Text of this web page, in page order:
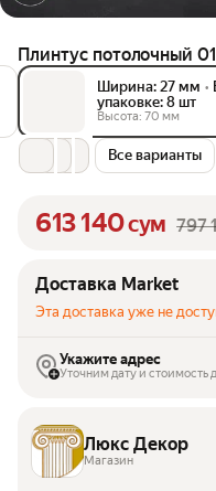
Плинтус потолочный
Ширина: 27 мм •
упаковке: 8 шт
Высота: 70 мм
Все варианты
613 140сум 797
Доставка Market
Эта доставка уже не
Укажите адрес
Уточним дату и стоимость
Люкс Декор
Магазин